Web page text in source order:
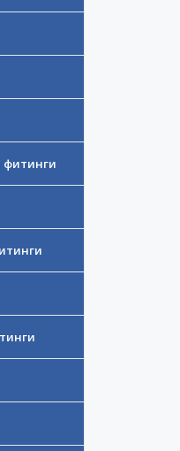
фитинги